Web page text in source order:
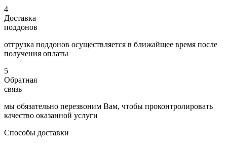
4
Доставка
поддонов
отгрузка поддонов осуществляется в ближайщее время после
получения оплаты
5
Обратная
связь
мы обязательно перезвоним Вам, чтобы проконтролировать
качество оказанной услуги
Способы доставки